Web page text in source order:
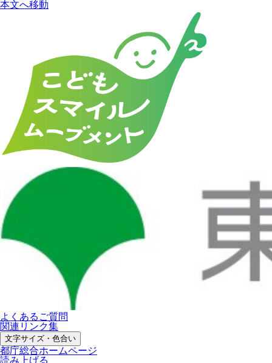
本文へ移動
よくあるご質問
関連リンク集
文字サイズ・色合い
都庁総合ホームページ
読み上げる